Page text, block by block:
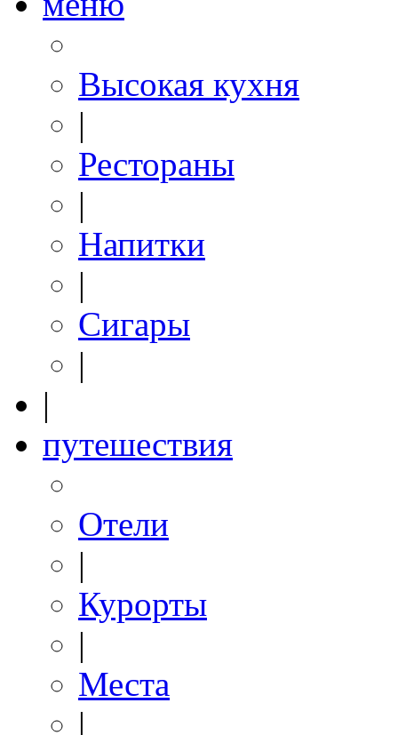
Высокая кухня
|
Рестораны
|
Напитки
|
Сигары
|
|
путешествия
Отели
|
Курорты
|
Места
|